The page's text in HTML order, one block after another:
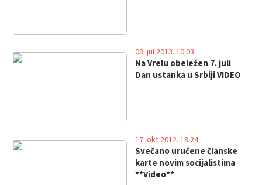
Na Vrelu obeležen 7. juli
Dan ustanka u Srbiji VIDEO
08. jul 2013. 10:03
Svečano uručene članske
karte novim socijalistima
**Video**
17. okt 2012. 18:24